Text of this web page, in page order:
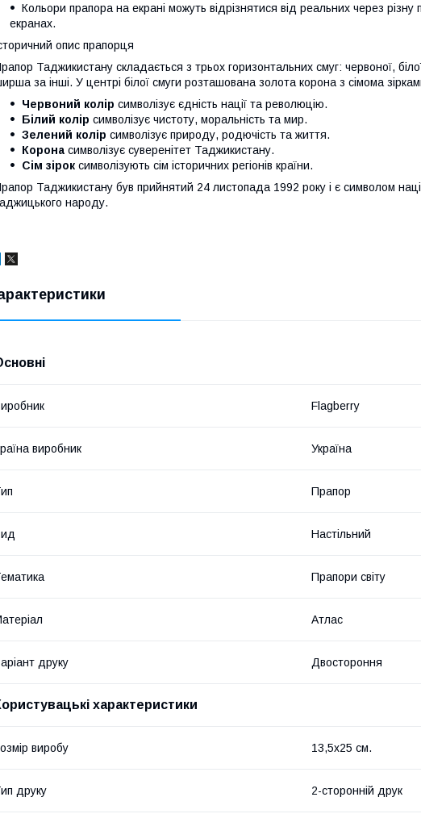
Кольори прапора на екрані можуть відрізнятися від реальних через різну
екранах.
опис прапорця
Таджикистану складається з трьох горизонтальних смуг: червоної,
за інші. У центрі білої смуги розташована золота корона з сімома
Червоний колір символізує єдність нації та революцію.
Білий колір символізує чистоту, моральність та мир.
Зелений колір символізує природу, родючість та життя.
Корона символізує суверенітет Таджикистану.
Сім зірок символізують сім історичних регіонів країни.
Таджикистану був прийнятий 24 листопада 1992 року і є символом
народу.
Flagberry
виробник Україна
Прапор
Настільний
Прапори світу
Атлас
друку Двостороння
характеристики
виробу 13,5х25 см.
друку 2-сторонній друк